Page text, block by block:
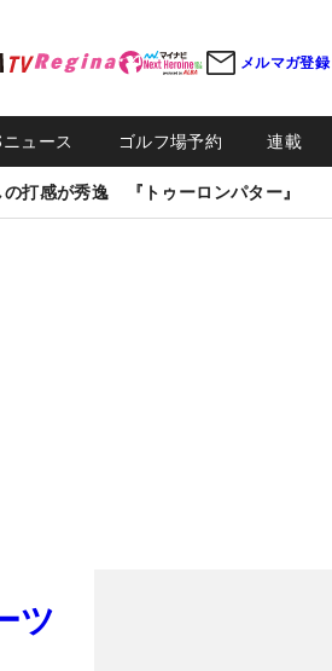
メルマガ登録
ニュース ゴルフ場予約 連載
の打感が秀逸 『トゥーロンパター』
ツ